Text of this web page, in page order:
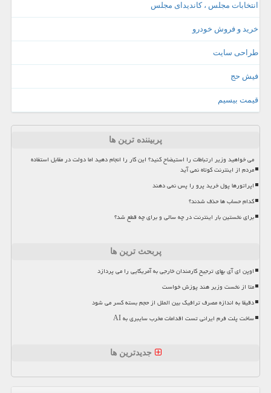
انتخابات مجلس ، کاندیدای مجلس
خرید و فروش خودرو
طراحی سایت
فیش حج
قیمت بیسیم
پربیننده ترین ها
می خواهید وزیر ارتباطات را استیضاح کنید؟ این کار را انجام دهید اما دولت در مقابل استفاده
مردم از اینترنت کوتاه نمی آید
اپراتورها پول خرید پرو را پس نمی دهند
کدام حساب ها حذف شدند؟
برای نخستین بار اینترنت در چه سالی و برای چه قطع شد؟
پربحث ترین ها
اوپن ای آی بهای ترجیح کارمندان خارجی به آمریکایی را می پردازد
متا از نخست وزیر هند پوزش خواست
دقیقا به اندازه مصرف ترافیک بین الملل از حجم بسته کسر می شود
ساخت پلت فرم ایرانی تست اقدامات مخرب سایبری به AI
جدیدترین ها